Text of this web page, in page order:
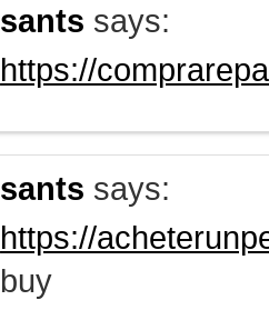
sants says:
https://
sants says:
https://
buy